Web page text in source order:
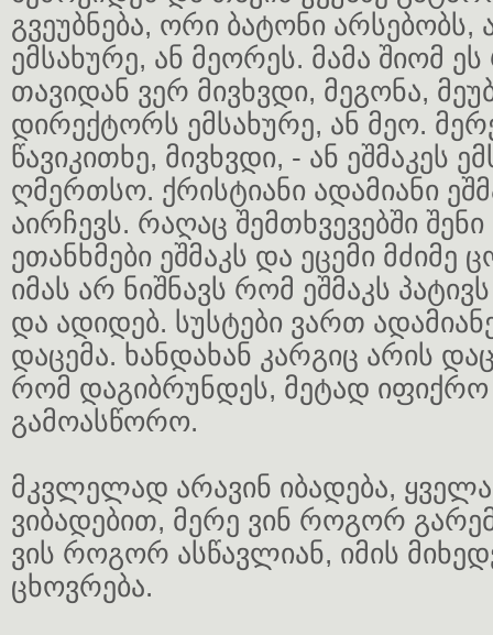
გვეუბნება, ორი ბატონი არსებობს,
ემსახურე, ან მეორეს. მამა შიომ
თავიდან ვერ მივხვდი, მეგონა,
დირექტორს ემსახურე, ან მეო.
წავიკითხე, მივხვდი, - ან ეშმაკეს
ღმერთსო. ქრისტიანი ადამიანი
აირჩევს. რაღაც შემთხვევებში
ეთანხმები ეშმაკს და ეცემი მძიმე
იმას არ ნიშნავს რომ ეშმაკს
და ადიდებ. სუსტები ვართ
დაცემა. ხანდახან კარგიც არის
რომ დაგიბრუნდეს, მეტად იფიქრო
გამოასწორო.
მკვლელად არავინ იბადება,
ვიბადებით, მერე ვინ როგორ
ვის როგორ ასწავლიან, იმის
ცხოვრება.